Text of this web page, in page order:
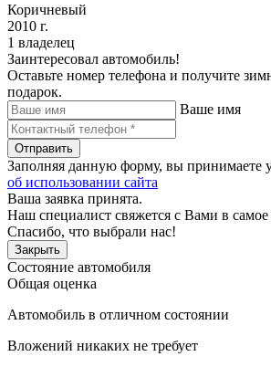
Коричневый
2010 г.
1 владелец
Заинтересовал автомобиль!
Оставьте номер телефона и получите
подарок.
Ваше имя
Отправить
Заполняя данную форму, вы принимаете
об использовании сайта
Ваша заявка принята.
Наш специалист свяжется с Вами в
Спасибо, что выбрали нас!
Закрыть
Состояние автомобиля
Общая оценка
Автомобиль в отличном состоянии
Вложений никаких не требует